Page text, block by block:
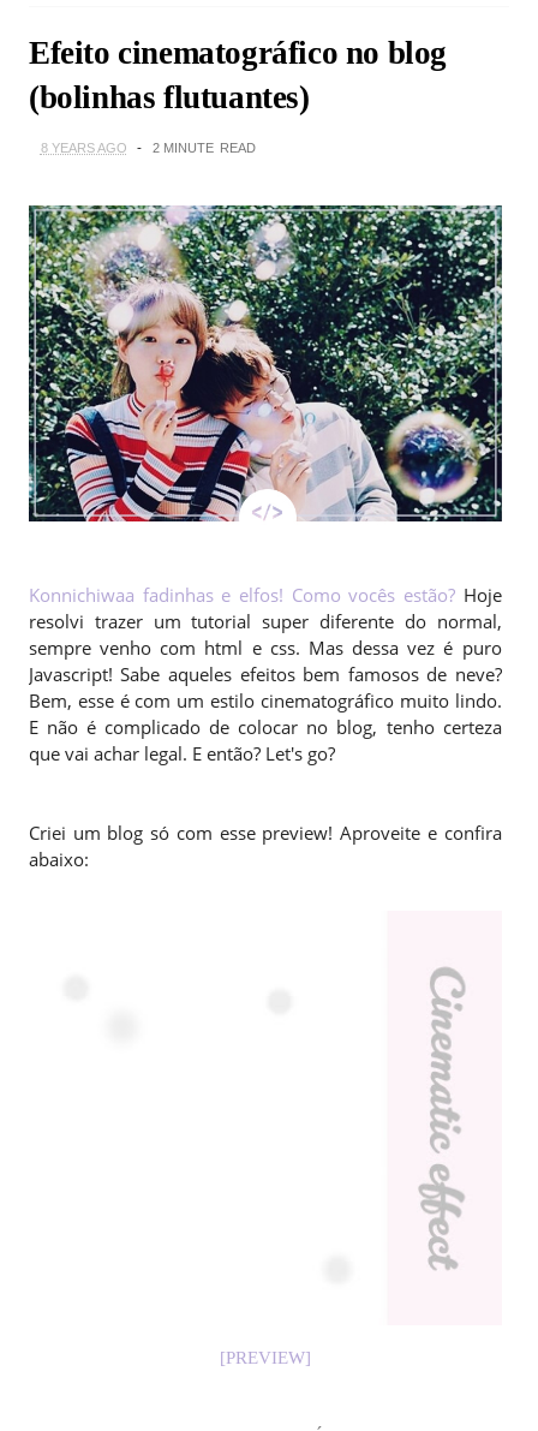
Efeito cinematográfico no blog
(bolinhas flutuantes)
8 YEARS AGO 2 MINUTE READ
Konnichiwaa fadinhas e elfos! Como vocês estão?Hoje
resolvi trazer um tutorial super diferente do normal,
sempre venho com html e css. Mas dessa vez é puro
Javascript! Sabe aqueles efeitos bem famosos de neve?
Bem, esse é com um estilo cinematográfico muito lindo.
E não é complicado de colocar no blog, tenho certeza
que vai achar legal. E então? Let's go?
Criei um blog só com esse preview! Aproveite e confira
abaixo:
[PREVIEW]